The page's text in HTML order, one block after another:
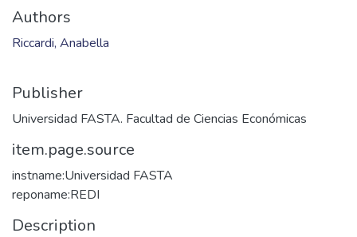
Authors
Riccardi, Anabella
Publisher
Universidad FASTA. Facultad de Ciencias Económicas
item.page.source
instname:Universidad FASTA
reponame:REDI
Description